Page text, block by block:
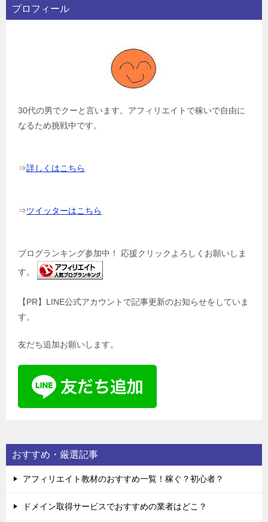
プロフィール
30代の男でクーと言います。アフィリエイトで稼いで自由に
なるため挑戦中です。
⇒詳しくはこちら
⇒ツイッターはこちら
ブログランキング参加中！ 応援クリックよろしくお願いしま
す。
【PR】LINE公式アカウントで記事更新のお知らせをしていま
す。
友だち追加お願いします。
おすすめ・厳選記事
アフィリエイト教材のおすすめ一覧！稼ぐ？初心者？
ドメイン取得サービスでおすすめの業者はどこ？